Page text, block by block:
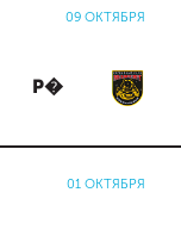
09 ОКТЯБРЯ
Р�
01 ОКТЯБРЯ